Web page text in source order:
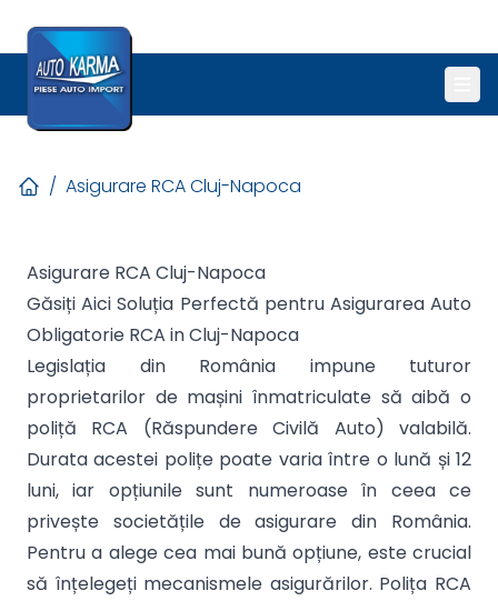
/ Asigurare RCA Cluj-Napoca
Asigurare RCA Cluj-Napoca
Găsiți Aici Soluția Perfectă pentru Asigurarea Auto
Obligatorie RCA in Cluj-Napoca
Legislația din România impune tuturor
proprietarilor de mașini înmatriculate să aibă o
poliță RCA (Răspundere Civilă Auto) valabilă.
Durata acestei polițe poate varia între o lună și 12
luni, iar opțiunile sunt numeroase în ceea ce
privește societățile de asigurare din România.
Pentru a alege cea mai bună opțiune, este crucial
să înțelegeți mecanismele asigurărilor. Polița RCA